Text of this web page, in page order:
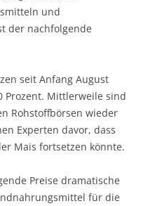
und
der nachfolgende
seit Anfang August
Prozent. Mittlerweile sind
Rohstoffbörsen wieder
Experten davor, dass
Mais fortsetzen könnte.
Preise dramatische
für die